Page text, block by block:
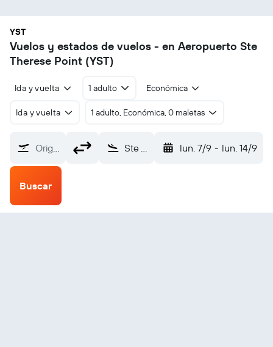
YST
Vuelos y estados de vuelos - en Aeropuerto Ste
Therese Point (YST)
Ida y vuelta 1 adulto Económica
Ida y vuelta 1 adulto, Económica, 0 maletas
Origen Ste Therese Point (YST) lun. 7/9 - lun. 14/9
Buscar